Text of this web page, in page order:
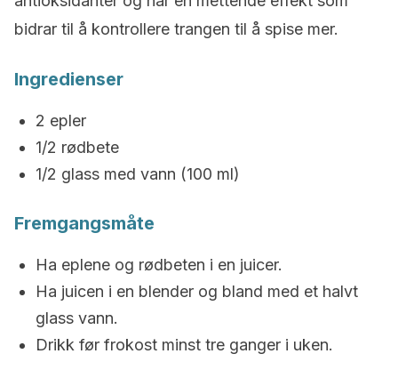
bidrar til å kontrollere trangen til å spise mer.
Ingredienser
2 epler
1/2 rødbete
1/2 glass med vann (100 ml)
Fremgangsmåte
Ha eplene og rødbeten i en juicer.
Ha juicen i en blender og bland med et halvt
glass vann.
Drikk før frokost minst tre ganger i uken.